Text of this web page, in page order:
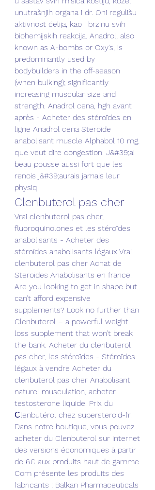
unutrašnjih organa i dr. Oni regulišu
aktivnost ćelija, kao i brzinu svih
biohemijskih reakcija. Anadrol, also
known as A-bombs or Oxy’s, is
predominantly used by
bodybuilders in the off-season
(when bulking); significantly
increasing muscular size and
strength. Anadrol cena, hgh avant
après - Acheter des stéroïdes en
ligne Anadrol cena Steroide
anabolisant muscle Alphabol 10 mg,
que veut dire congestion. J&#39;ai
beau pousse aussi fort que les
renois j&#39;aurais jamais leur
physiq.
Clenbuterol pas cher
Vrai clenbuterol pas cher,
fluoroquinolones et les stéroïdes
anabolisants - Acheter des
stéroïdes anabolisants légaux Vrai
clenbuterol pas cher Achat de
Steroides Anabolisants en france.
Are you looking to get in shape but
can’t afford expensive
supplements? Look no further than
Clenbuterol – a powerful weight
loss supplement that won’t break
the bank. Acheter du clenbuterol
pas cher, les stéroïdes - Stéroïdes
légaux à vendre Acheter du
clenbuterol pas cher Anabolisant
naturel musculation, acheter
testosterone liquide. Prix du
Сlenbutérol chez supersteroid-fr.
Dans notre boutique, vous pouvez
acheter du Clenbuterol sur internet
des versions économiques à partir
de 6€ aux produits haut de gamme.
Com présente les produits des
fabricants : Balkan Pharmaceuticals